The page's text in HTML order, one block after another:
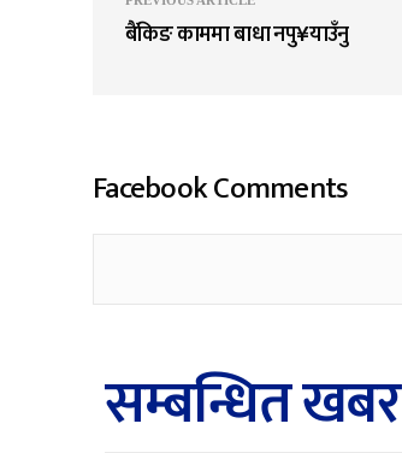
बैंकिङ काममा बाधा नपु¥याउँनु
Facebook Comments
सम्बन्धित खबर